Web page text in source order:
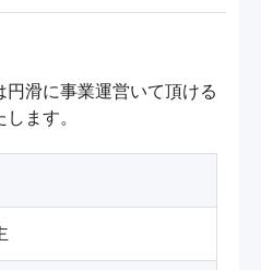
滑に事業運営いて頂ける
ます。